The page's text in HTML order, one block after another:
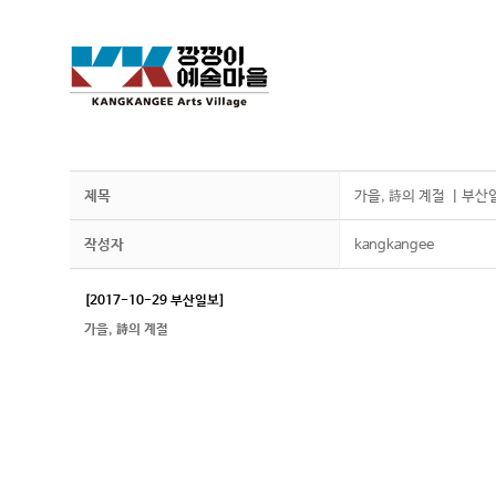
제목 가을, 詩의 계절 ㅣ부산
작성자 kangkangee
[2017-10-29 부산일보]
가을, 詩의 계절